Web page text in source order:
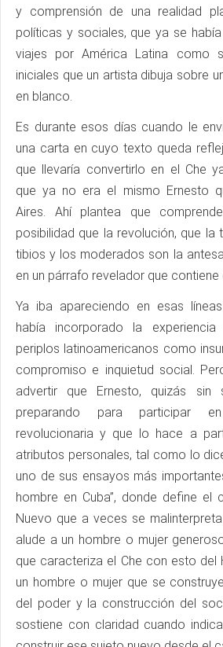
y comprensión de una realidad
políticas y sociales, que ya se
viajes por América Latina como
iniciales que un artista dibuja sobre
en blanco.
Es durante esos días cuando le
una carta en cuyo texto queda
que llevaría convertirlo en el Che
que ya no era el mismo Ernesto
Aires. Ahí plantea que
posibilidad que la revolución, que la
tibios y los moderados son la
en un párrafo revelador que contiene
Ya iba apareciendo en esas
había incorporado la
periplos latinoamericanos como
compromiso e inquietud social.
advertir que Ernesto, quizás
preparando para participar
revolucionaria y que lo hace a
atributos personales, tal como lo
uno de sus ensayos más
hombre en Cuba”, donde define el
Nuevo que a veces se
alude a un hombre o mujer
que caracteriza el Che con esto del
un hombre o mujer que se
del poder y la construcción del
sostiene con claridad cuando